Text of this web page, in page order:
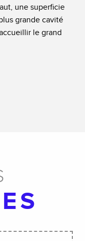
une superficie
grande cavité
le grand